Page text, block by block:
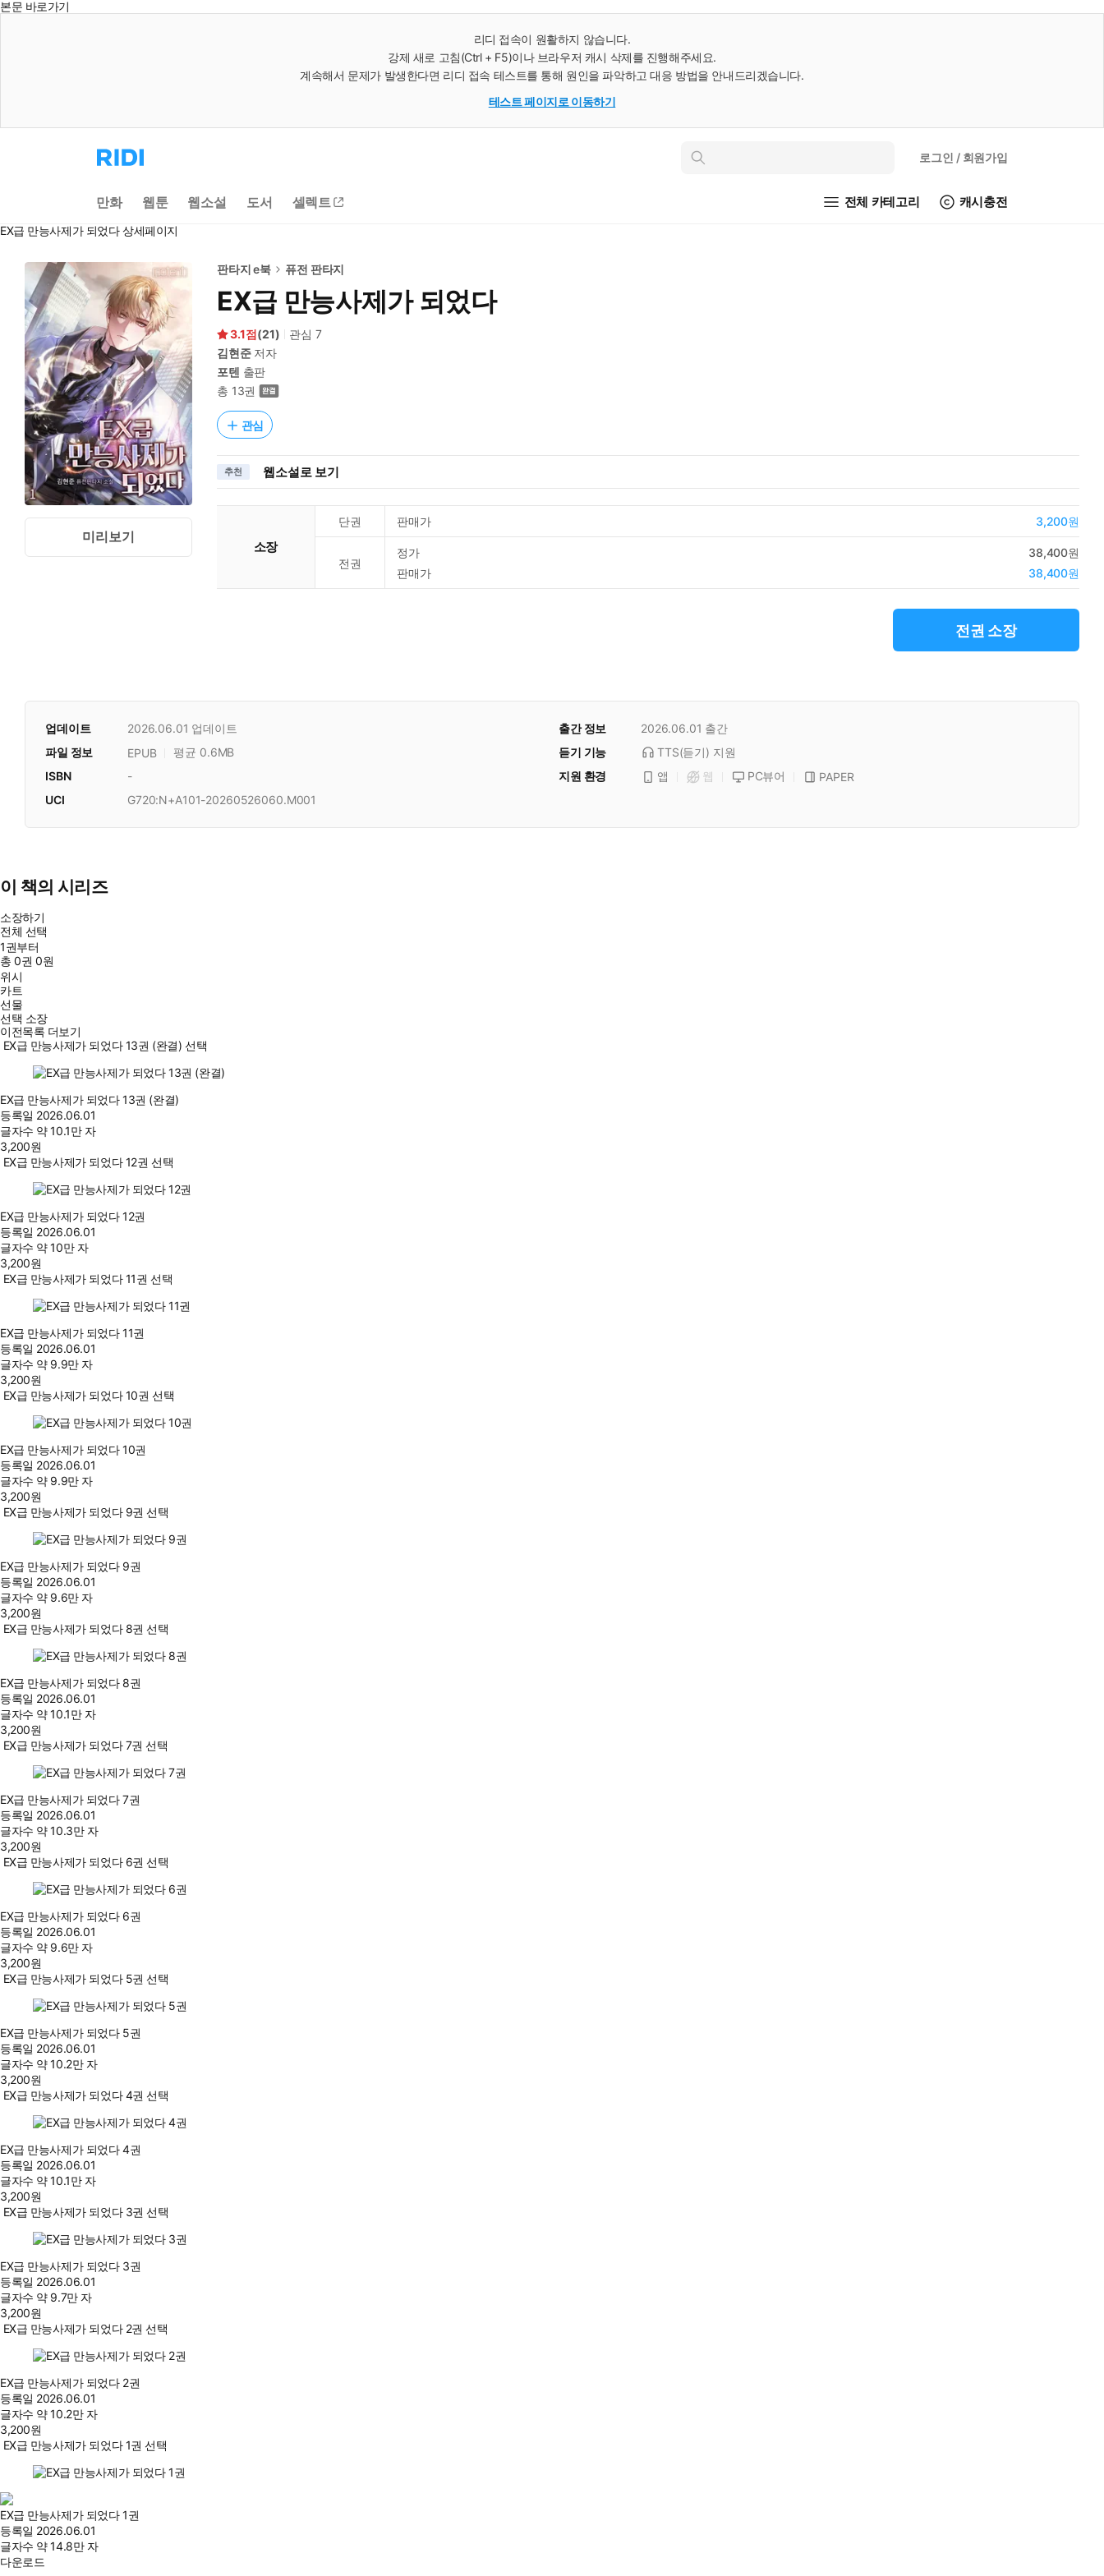
본문 바로가기
리디 접속이 원활하지 않습니다.
강제 새로 고침(Ctrl + F5)이나 브라우저 캐시 삭제를 진행해주세요.
계속해서 문제가 발생한다면 리디 접속 테스트를 통해 원인을 파악하고 대응 방법을 안내드리겠습니다.
테스트 페이지로 이동하기
리
디
으
로
동
인
로그인 / 회원가입
만화 웹툰 웹소설 도서 셀렉트 전체 카테고리 캐시충전
EX급 만능사제가 되었다 상세페이지
미리보기
판타지 e북 퓨전 판타지
EX급 만능사제가 되었다
3.1 (21) 관심 7
김현준저자
포텐 출판
총 13권
관심
추천 웹소설로 보기
소장
단권 판매가 3,200원
전권
정가
38,400원
판매가
38,400원
전권 소장
업데이트 2026.06.01 업데이트 출간 정보 2026.06.01 출간
듣기 기능
TTS(듣기) 지원
파일 정보 EPUB
평균 0.6MB
지원 환경
앱 웹 PC뷰어 PAPER
ISBN
-
UCI
G720:N+A101-20260526060.M001
이 책의 시리즈
소장하기
전체 선택
1권부터
총0권 0원
위시
카트
선물
선택 소장
이전목록 더보기
EX급 만능사제가 되었다 13권 (완결) 선택
EX급 만능사제가 되었다 13권 (완결)
등록일 2026.06.01
글자수 약 10.1만 자
3,200원
EX급 만능사제가 되었다 12권 선택
EX급 만능사제가 되었다 12권
등록일 2026.06.01
글자수 약 10만 자
3,200원
EX급 만능사제가 되었다 11권 선택
EX급 만능사제가 되었다 11권
등록일 2026.06.01
글자수 약 9.9만 자
3,200원
EX급 만능사제가 되었다 10권 선택
EX급 만능사제가 되었다 10권
등록일 2026.06.01
글자수 약 9.9만 자
3,200원
EX급 만능사제가 되었다 9권 선택
EX급 만능사제가 되었다 9권
등록일 2026.06.01
글자수 약 9.6만 자
3,200원
EX급 만능사제가 되었다 8권 선택
EX급 만능사제가 되었다 8권
등록일 2026.06.01
글자수 약 10.1만 자
3,200원
EX급 만능사제가 되었다 7권 선택
EX급 만능사제가 되었다 7권
등록일 2026.06.01
글자수 약 10.3만 자
3,200원
EX급 만능사제가 되었다 6권 선택
EX급 만능사제가 되었다 6권
등록일 2026.06.01
글자수 약 9.6만 자
3,200원
EX급 만능사제가 되었다 5권 선택
EX급 만능사제가 되었다 5권
등록일 2026.06.01
글자수 약 10.2만 자
3,200원
EX급 만능사제가 되었다 4권 선택
EX급 만능사제가 되었다 4권
등록일 2026.06.01
글자수 약 10.1만 자
3,200원
EX급 만능사제가 되었다 3권 선택
EX급 만능사제가 되었다 3권
등록일 2026.06.01
글자수 약 9.7만 자
3,200원
EX급 만능사제가 되었다 2권 선택
EX급 만능사제가 되었다 2권
등록일 2026.06.01
글자수 약 10.2만 자
3,200원
EX급 만능사제가 되었다 1권 선택
EX급 만능사제가 되었다 1권
등록일 2026.06.01
글자수 약 14.8만 자
다운로드